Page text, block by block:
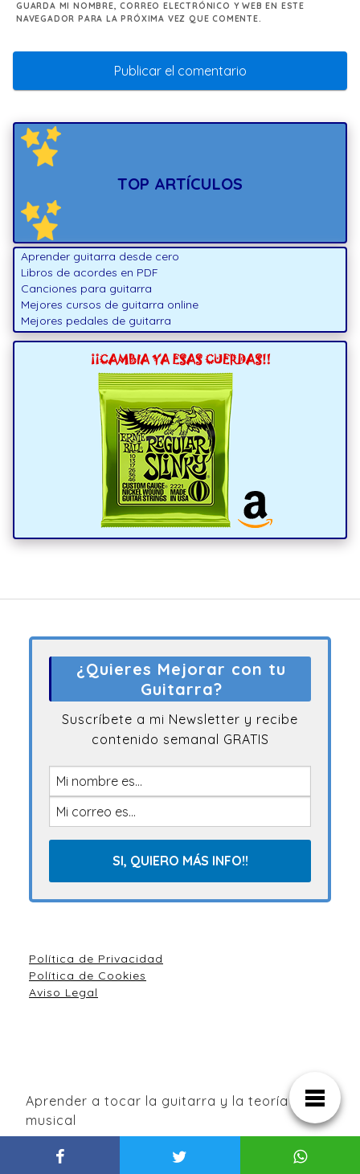
GUARDA MI NOMBRE, CORREO ELECTRÓNICO Y WEB EN ESTE
NAVEGADOR PARA LA PRÓXIMA VEZ QUE COMENTE.
TOP ARTÍCULOS
Aprender guitarra desde cero
Libros de acordes en PDF
Canciones para guitarra
Mejores cursos de guitarra online
Mejores pedales de guitarra
¿Quieres Mejorar con tu
Guitarra?
Suscríbete a mi Newsletter y recibe
contenido semanal GRATIS
Política de Privacidad
Política de Cookies
Aviso Legal
Aprender a tocar la guitarra y la teoría
musical